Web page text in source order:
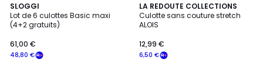
SLOGGI
Lot de 6 culottes Basic maxi
(4+2 gratuits)
€
souscrivez
48,80 €
61,00 €
4,4
/ 5
2
Couleurs
LA REDOUTE COLLECTIONS
Culotte sans couture stretch
ALOIS
6,50 €
12,99 €
3
Couleurs